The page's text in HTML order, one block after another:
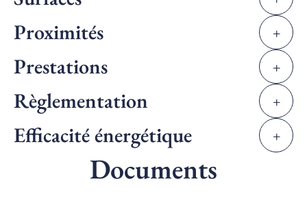
Proximités +
Prestations +
Règlementation +
Efficacité énergétique +
Documents